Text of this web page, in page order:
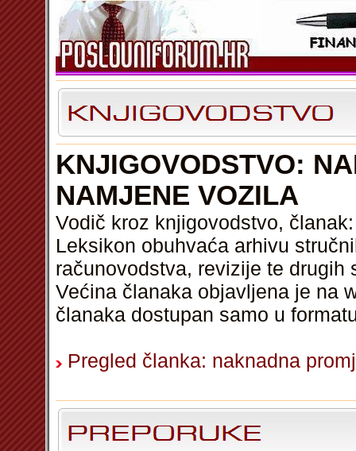
KNJIGOVODSTVO:
NAMJENE VOZILA
Vodič kroz knjigovodstvo,
Leksikon obuhvaća arhivu
računovodstva, revizije te drugih
Većina članaka objavljena je na
članaka dostupan samo u
Pregled članka: naknadna